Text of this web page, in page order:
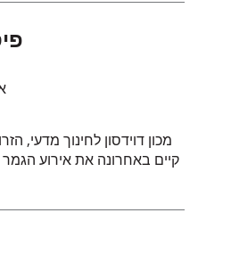
מכון דוידסון לחינוך מדעי,
קיים באחרונה את אירוע